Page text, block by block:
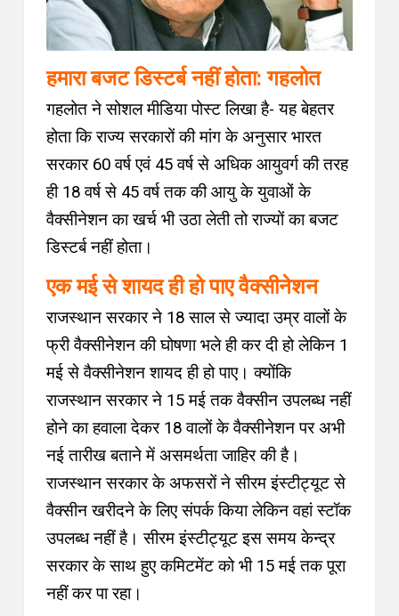
हमारा बजट डिस्टर्ब नहीं होता: गहलोत
गहलोत ने सोशल मीडिया पोस्ट लिखा है- यह बेहतर
होता कि राज्य सरकारों की मांग के अनुसार भारत
सरकार 60 वर्ष एवं 45 वर्ष से अधिक आयुवर्ग की तरह
ही 18 वर्ष से 45 वर्ष तक की आयु के युवाओं के
वैक्सीनेशन का खर्च भी उठा लेती तो राज्यों का बजट
डिस्टर्ब नहीं होता।
एक मई से शायद ही हो पाएवैक्सीनेशन
राजस्थान सरकार ने 18 साल से ज्यादा उम्र वालों के
फ्री वैक्सीनेशन की घोषणा भले ही कर दी हो लेकिन 1
मई से वैक्सीनेशन शायद ही हो पाए। क्योंकि
राजस्थान सरकार ने 15 मई तक वैक्सीन उपलब्ध नहीं
होने का हवाला देकर 18 वालों के वैक्सीनेशन पर अभी
नई तारीख बताने में असमर्थता जाहिर की है।
राजस्थान सरकार के अफसरों ने सीरम इंस्टीट्यूट से
वैक्सीन खरीदने के लिए संपर्क किया लेकिन वहां स्टॉक
उपलब्ध नहीं है। सीरम इंस्टीट्यूट इस समय केन्द्र
सरकार के साथ हुए कमिटमेंट को भी 15 मई तक पूरा
नहीं कर पा रहा।